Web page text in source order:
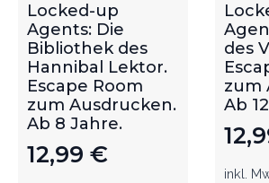
Locked-up
Agents: Die
Bibliothek des
Hannibal Lektor.
Escape Room
zum Ausdrucken.
Ab 8 Jahre.
12,99 €
des
zum
Ab
inkl.